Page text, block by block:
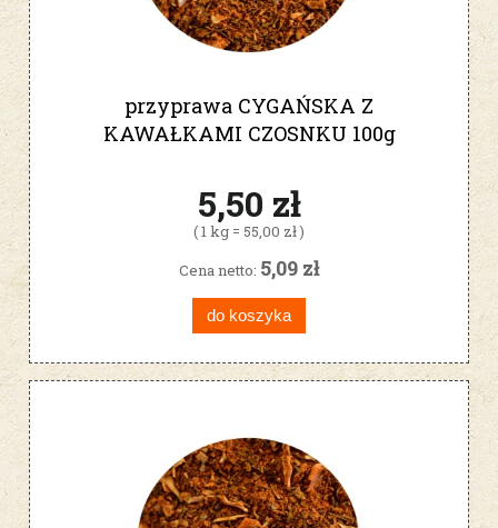
przyprawa CYGAŃSKA Z
KAWAŁKAMI CZOSNKU 100g
5,50 zł
( 1 kg = 55,00 zł )
Cena netto: 5,09 zł
do koszyka